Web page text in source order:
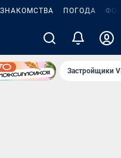
ЗНАКОМСТВА ПОГОДА
Застройщики